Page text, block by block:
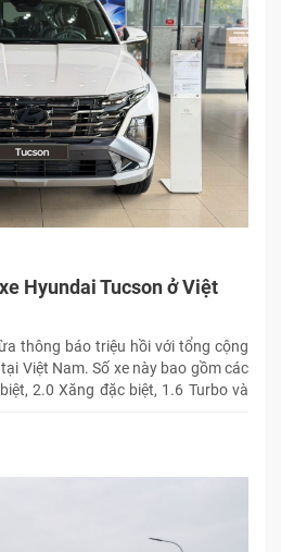
Hyundai Tucson ở Việt
thông báo triệu hồi với tổng cộng
Việt Nam. Số xe này bao gồm các
2.0 Xăng đặc biệt, 1.6 Turbo và